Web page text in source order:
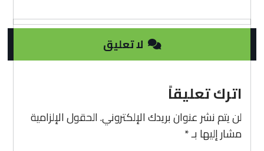
لا تعليق
اترك تعليقاً
لن يتم نشر عنوان بريدك الإلكتروني.الحقول الإلزامية
مشار إليها بـ*